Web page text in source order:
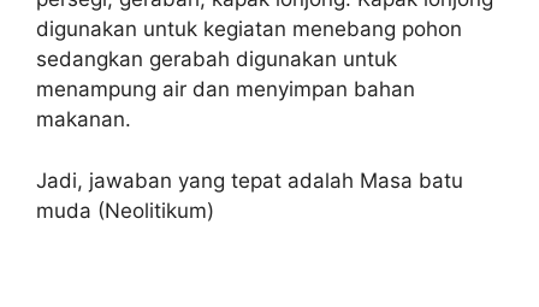
digunakan untuk kegiatan menebang pohon
sedangkan gerabah digunakan untuk
menampung air dan menyimpan bahan
makanan.
Jadi, jawaban yang tepat adalah Masa batu
muda (Neolitikum)